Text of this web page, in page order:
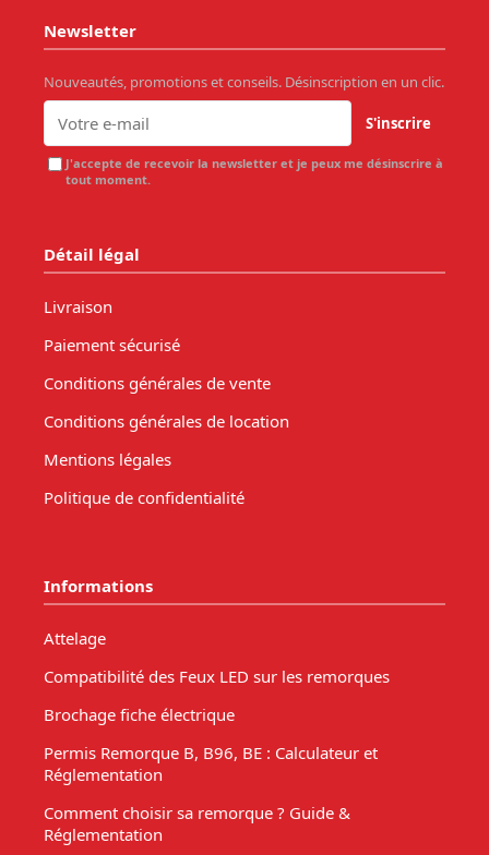
Newsletter
Nouveautés, promotions et conseils. Désinscription en un clic.
S'inscrire
J'accepte de recevoir la newsletter et je peux me désinscrire à
tout moment.
Détail légal
Livraison
Paiement sécurisé
Conditions générales de vente
Conditions générales de location
Mentions légales
Politique de confidentialité
Informations
Attelage
Compatibilité des Feux LED sur les remorques
Brochage fiche électrique
Permis Remorque B, B96, BE : Calculateur et
Réglementation
Comment choisir sa remorque ? Guide &
Réglementation